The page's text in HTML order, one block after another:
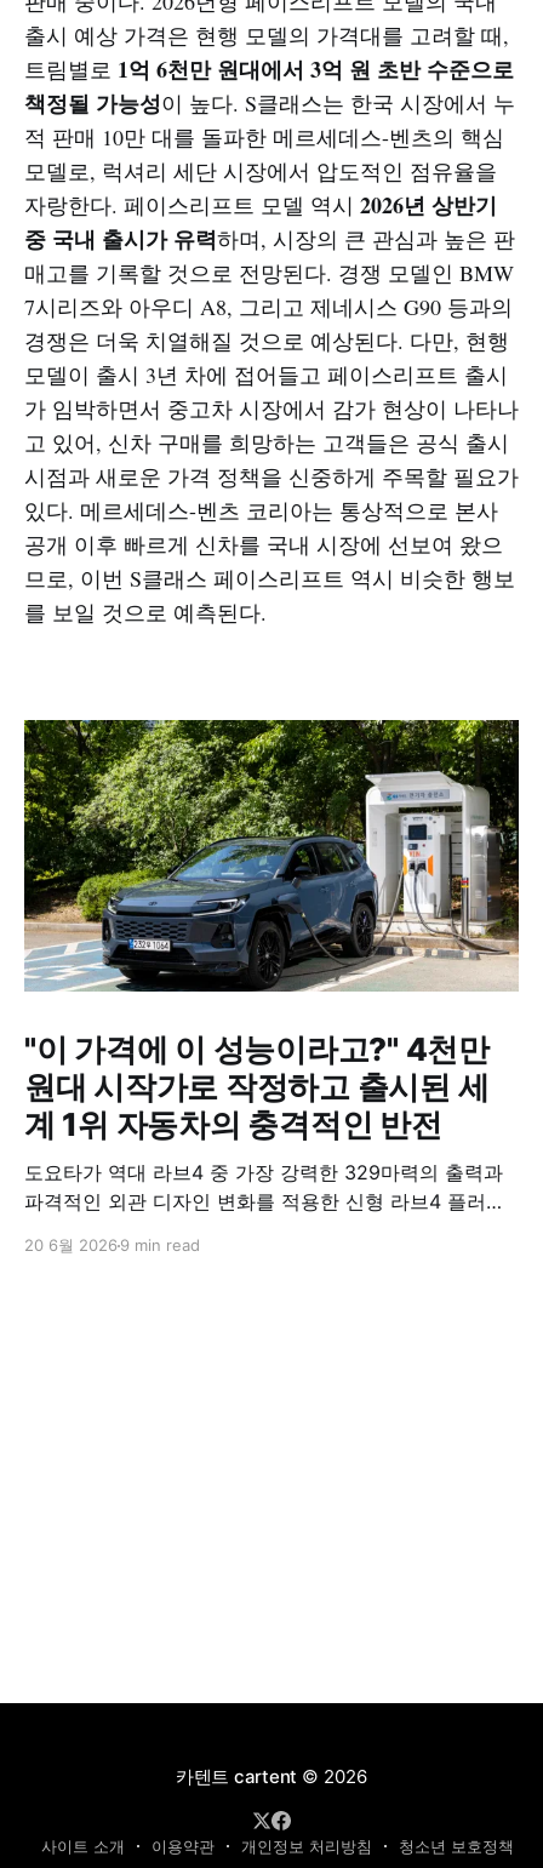
출시 예상 가격은 현행 모델의 가격대를 고려할 때,
트림별로 1억 6천만 원대에서 3억 원 초반 수준으로
책정될 가능성이 높다. S클래스는 한국 시장에서 누
적 판매 10만 대를 돌파한 메르세데스-벤츠의 핵심
모델로, 럭셔리 세단 시장에서 압도적인 점유율을
자랑한다. 페이스리프트 모델 역시 2026년 상반기
중 국내 출시가 유력하며, 시장의 큰 관심과 높은 판
매고를 기록할 것으로 전망된다. 경쟁 모델인 BMW
7시리즈와 아우디 A8, 그리고 제네시스 G90 등과의
경쟁은 더욱 치열해질 것으로 예상된다. 다만, 현행
모델이 출시 3년 차에 접어들고 페이스리프트 출시
가 임박하면서 중고차 시장에서 감가 현상이 나타나
고 있어, 신차 구매를 희망하는 고객들은 공식 출시
시점과 새로운 가격 정책을 신중하게 주목할 필요가
있다. 메르세데스-벤츠 코리아는 통상적으로 본사
공개 이후 빠르게 신차를 국내 시장에 선보여 왔으
므로, 이번 S클래스 페이스리프트 역시 비슷한 행보
를 보일 것으로 예측된다.
"이 가격에 이 성능이라고?" 4천만
원대 시작가로 작정하고 출시된 세
계 1위 자동차의 충격적인 반전
도요타가 역대 라브4 중 가장 강력한 329마력의 출력과
파격적인 외관 디자인 변화를 적용한 신형 라브4 플러그
충전이 가능하고 전기 모드로만 70km 이상 주행할 수 있
20 6월 2026 9 min read
카텐트 cartent © 2026
사이트 소개 이용약관 개인정보 처리방침
청소년 보호정책